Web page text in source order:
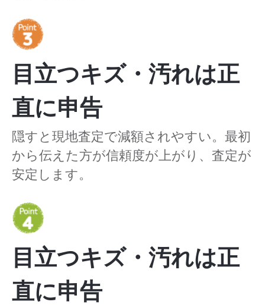
目立つキズ・汚れは正
直に申告
隠すと現地査定で減額されやすい。最初
から伝えた方が信頼度が上がり、査定が
安定します。
目立つキズ・汚れは正
直に申告